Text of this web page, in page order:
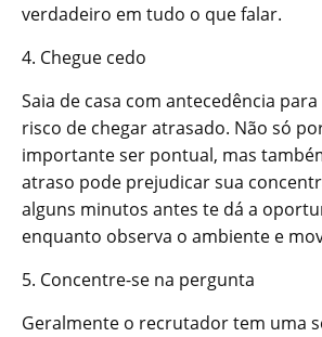
verdadeiro em tudo o que falar.
4. Chegue cedo
Saia de casa com antecedência
risco de chegar atrasado. Não só
importante ser pontual, mas
atraso pode prejudicar sua
alguns minutos antes te dá a
enquanto observa o ambiente e
5. Concentre-se na pergunta
Geralmente o recrutador tem uma